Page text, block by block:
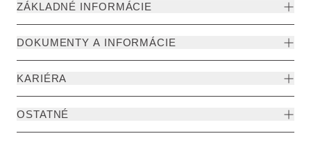
ZÁKLADNÉ INFORMÁCIE
DOKUMENTY A INFORMÁCIE
KARIÉRA
OSTATNÉ